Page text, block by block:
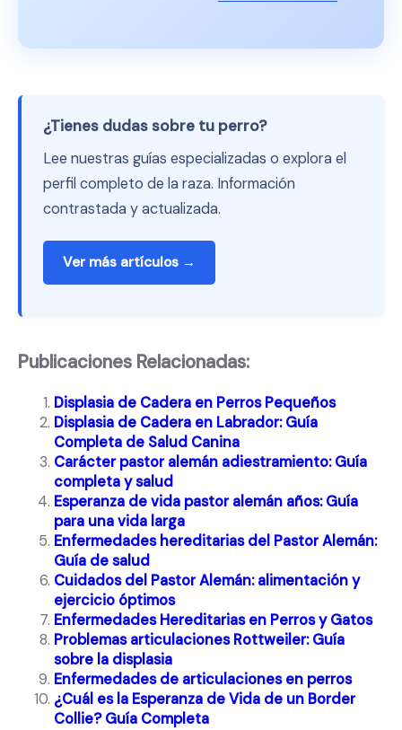
¿Tienes dudas sobre tu perro?
Lee nuestras guías especializadas o explora el
perfil completo de la raza. Información
contrastada y actualizada.
Ver más artículos →
Publicaciones Relacionadas:
Displasia de Cadera en Perros Pequeños
Displasia de Cadera en Labrador: Guía
Completa de Salud Canina
Carácter pastor alemán adiestramiento: Guía
completa y salud
Esperanza de vida pastor alemán años: Guía
para una vida larga
Enfermedades hereditarias del Pastor Alemán:
Guía de salud
Cuidados del Pastor Alemán: alimentación y
ejercicio óptimos
Enfermedades Hereditarias en Perros y Gatos
Problemas articulaciones Rottweiler: Guía
sobre la displasia
Enfermedades de articulaciones en perros
¿Cuál es la Esperanza de Vida de un Border
Collie? Guía Completa